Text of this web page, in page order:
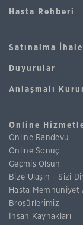
Hasta Rehberi
Satınalma
Duyurular
Anlaşmalı
Online
Online Randevu
Online Sonuç
Geçmiş Olsun
Bize Ulaşın - Sizi
Hasta Memnuniyet
Broşürlerimiz
İnsan Kaynakları